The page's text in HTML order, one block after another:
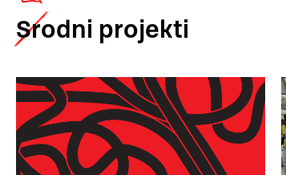
Srodni projekti